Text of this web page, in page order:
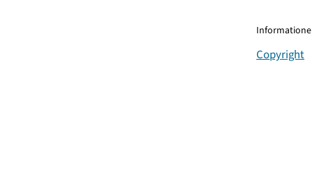
Copyright